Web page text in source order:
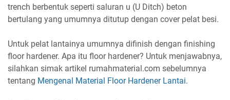
trench berbentuk seperti saluran u (U Ditch) beton
bertulang yang umumnya ditutup dengan cover pelat besi.
Untuk pelat lantainya umumnya difinish dengan finishing
floor hardener. Apa itu floor hardener? Untuk menjawabnya,
silahkan simak artikel rumahmaterial.com sebelumnya
tentang Mengenal Material Floor Hardener Lantai.